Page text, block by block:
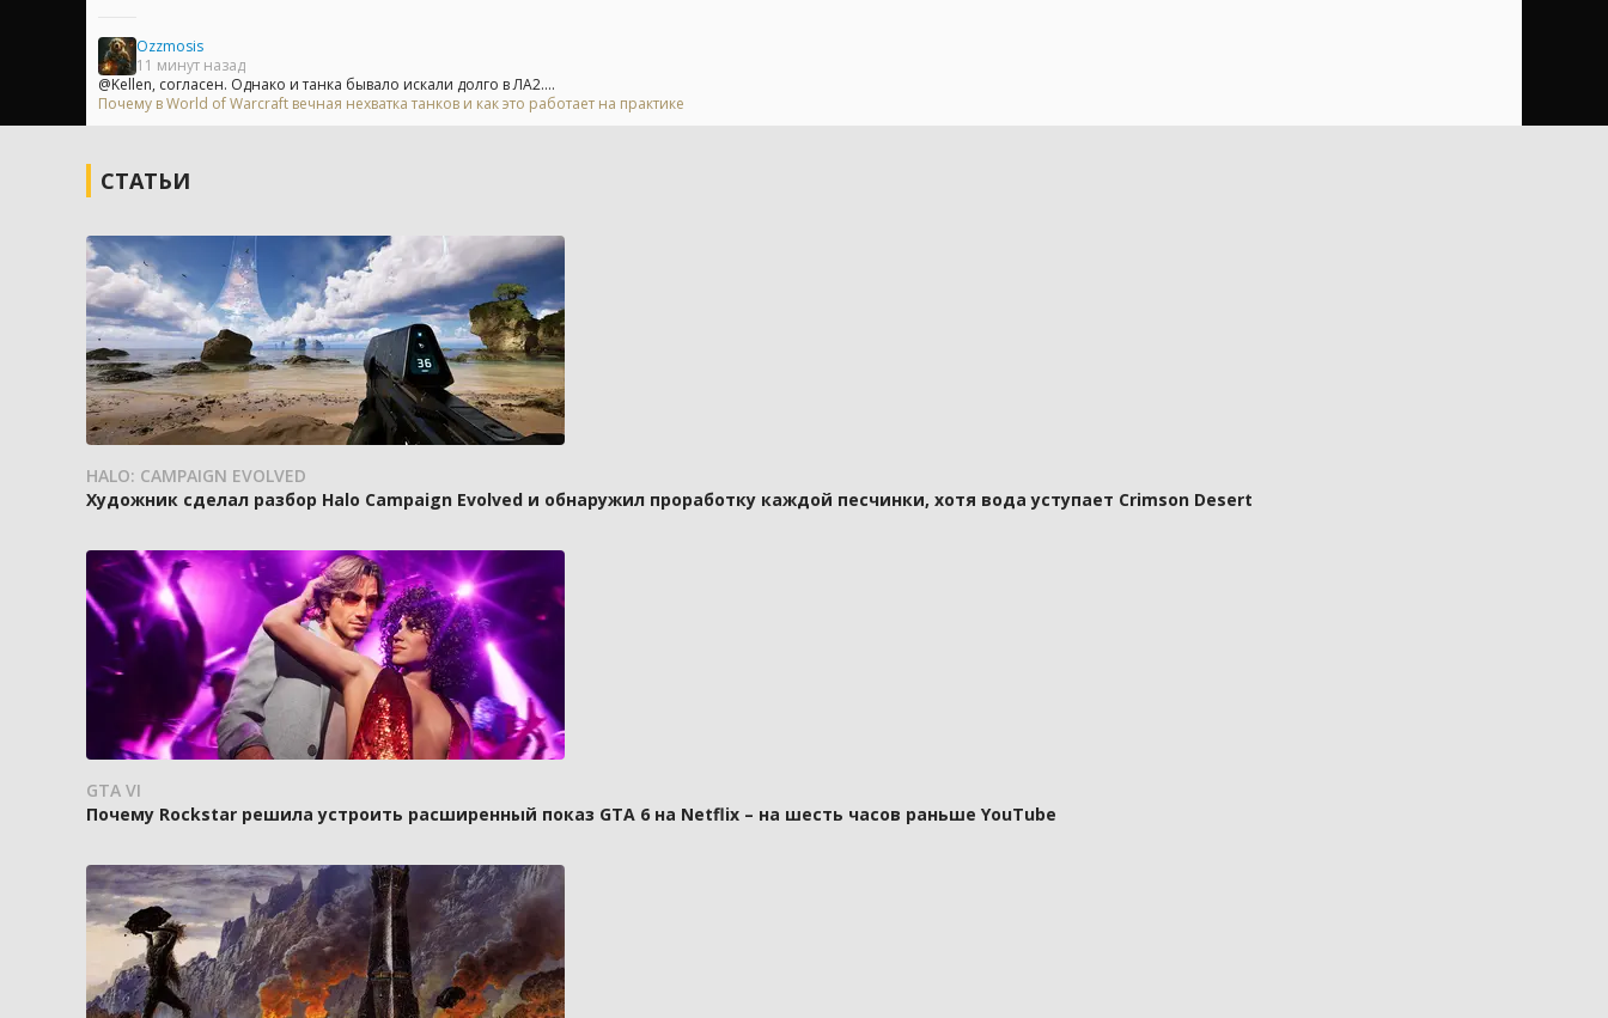
Ozzmosis
11 минут назад
@Kellen, согласен. Однако и танка бывало искали долго в ЛА2....
Почему в World of Warcraft вечная нехватка танков и как это работает на практике
СТАТЬИ
HALO: CAMPAIGN EVOLVED
Художник сделал разбор Halo Campaign Evolved и обнаружил проработку каждой песчинки, хотя вода уступает Crimson Desert
GTA VI
Почему Rockstar решила устроить расширенный показ GTA 6 на Netflix – на шесть часов раньше YouTube